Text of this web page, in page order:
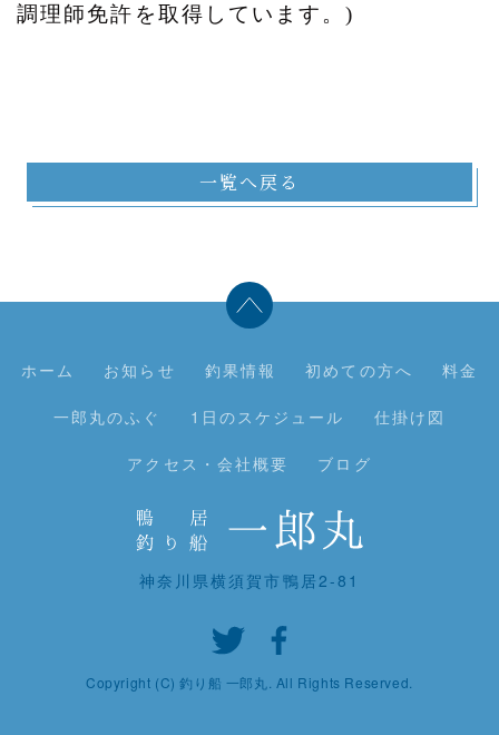
調理師免許を取得しています。)
一覧へ戻る
ホーム お知らせ 釣果情報 初めての方へ 料金
一郎丸のふぐ 1日のスケジュール 仕掛け図
アクセス・会社概要 ブログ
神奈川県横須賀市鴨居2-81
Copyright (C) 釣り船 一郎丸. All Rights Reserved.